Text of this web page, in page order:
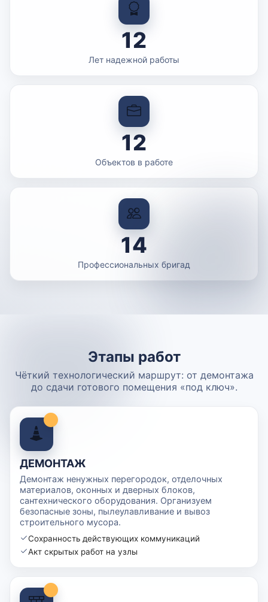
12
Лет надежной работы
12
Объектов в работе
14
Профессиональных бригад
Этапы работ
Чёткий технологический маршрут: от демонтажа
до сдачи готового помещения «под ключ».
ДЕМОНТАЖ
Демонтаж ненужных перегородок, отделочных
материалов, оконных и дверных блоков,
сантехнического оборудования. Организуем
безопасные зоны, пылеулавливание и вывоз
строительного мусора.
Сохранность действующих коммуникаций
Акт скрытых работ на узлы